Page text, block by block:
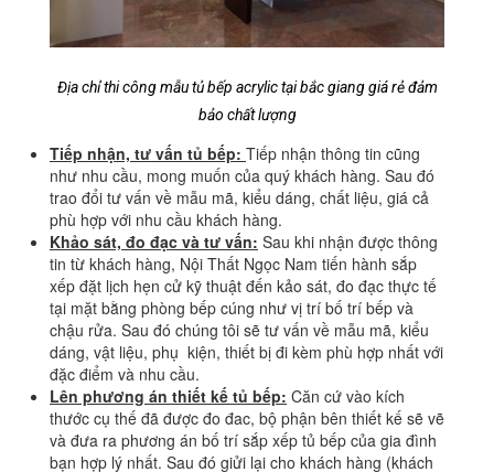
Địa chỉ thi công mẫu tủ bếp acrylic tại bắc giang giá rẻ đảm
bảo chất lượng
Tiếp nhận, tư vấn tủ bếp: Tiếp nhận thông tin cũng
như nhu cầu, mong muốn của quý khách hàng. Sau đó
trao đổi tư vấn về mẫu mã, kiểu dáng, chất liệu, giá cả
phù hợp với nhu cầu khách hàng.
Khảo sát, đo đạc và tư vấn: Sau khi nhận được thông
tin từ khách hàng, Nội Thất Ngọc Nam tiến hành sắp
xếp đặt lịch hẹn cử kỹ thuật đến kảo sát, đo đạc thực tế
tại mặt bằng phòng bếp cúng như vị trí bố trí bếp và
chậu rửa. Sau đó chúng tôi sẽ tư vấn về mẫu mã, kiểu
dáng, vật liệu, phụ kiện, thiết bị đi kèm phù hợp nhất với
đặc điểm và nhu cầu.
Lên phương án thiết kế tủ bếp: Căn cứ vào kích
thước cụ thế đã được đo đac, bộ phận bên thiết kế sẽ vẽ
và đưa ra phương án bố trí sắp xếp tủ bếp của gia đình
bạn hợp lý nhất. Sau đó giửi lại cho khách hàng (khách